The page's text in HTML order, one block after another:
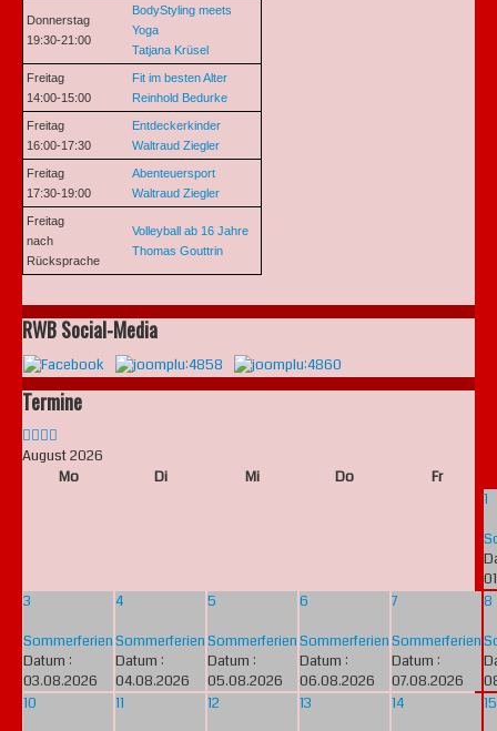
Donnerstag
19:30-21:00
BodyStyling meets
Yoga
Tatjana Krüsel
Freitag
14:00-15:00
Fit im besten Alter
Reinhold Bedurke
Freitag
16:00-17:30
Entdeckerkinder
Waltraud Ziegler
Freitag
17:30-19:00
Abenteuersport
Waltraud Ziegler
Freitag
nach
Rücksprache
Volleyball ab 16 Jahre
Thomas Gouttrin
RWB Social-Media
Termine
August 2026
Mo
Di Mi Do
Fr
1
3
Sommerferien
Datum :
03.08.2026
4
Sommerferien
Datum :
04.08.2026
5
Sommerferien
Datum :
05.08.2026
6
Sommerferien
Datum :
06.08.2026
7
Sommerferien
Datum :
07.08.2026
8
10
11
12
13
14
15